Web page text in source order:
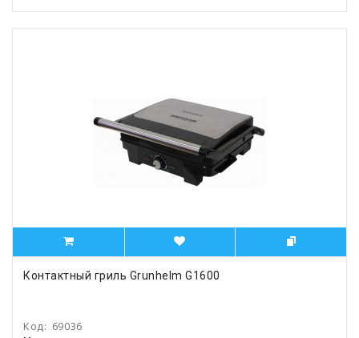
Контактный гриль Grunhelm G1600
Код: 69036